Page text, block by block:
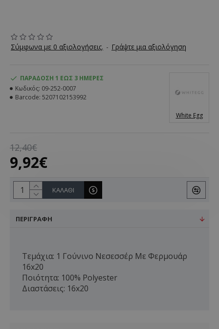
Σύμφωνα με 0 αξιολογήσεις. - Γράψτε μια αξιολόγηση
9,92€
12,40€
ΠΑΡΆΔΟΣΗ 1 ΈΩΣ 3 ΗΜΈΡΕΣ
Κωδικός: 09-252-0007
Barcode: 5207102153992
White Egg
ΚΑΛΆΘΙ
ΠΕΡΙΓΡΑΦΉ
Τεμάχια: 1 Γούνινο Νεσεσσέρ Με Φερμουάρ
16x20
Ποιότητα: 100% Polyester
Διαστάσεις: 16x20